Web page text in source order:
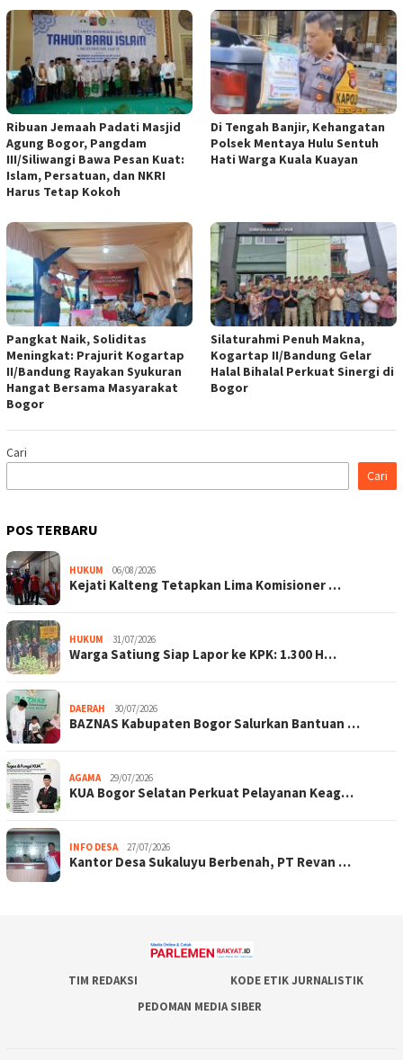
Ribuan Jemaah Padati Masjid
Agung Bogor, Pangdam
III/Siliwangi Bawa Pesan Kuat:
Islam, Persatuan, dan NKRI
Harus Tetap Kokoh
Di Tengah Banjir, Kehangatan
Polsek Mentaya Hulu Sentuh
Hati Warga Kuala Kuayan
Pangkat Naik, Soliditas
Meningkat: Prajurit Kogartap
II/Bandung Rayakan Syukuran
Hangat Bersama Masyarakat
Bogor
Silaturahmi Penuh Makna,
Kogartap II/Bandung Gelar
Halal Bihalal Perkuat Sinergi di
Bogor
Cari
Cari
POS TERBARU
HUKUM 06/08/2026
Kejati Kalteng Tetapkan Lima Komisioner …
HUKUM 31/07/2026
Warga Satiung Siap Lapor ke KPK: 1.300 H…
DAERAH 30/07/2026
BAZNAS Kabupaten Bogor Salurkan Bantuan …
AGAMA 29/07/2026
KUA Bogor Selatan Perkuat Pelayanan Keag…
INFO DESA 27/07/2026
Kantor Desa Sukaluyu Berbenah, PT Revan …
TIM REDAKSI
KODE ETIK JURNALISTIK
PEDOMAN MEDIA SIBER